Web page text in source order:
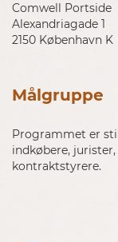
Comwell Portside
Alexandriagade 1
2150 København K
Målgruppe
Programmet er
indkøbere,
kontraktstyrere.